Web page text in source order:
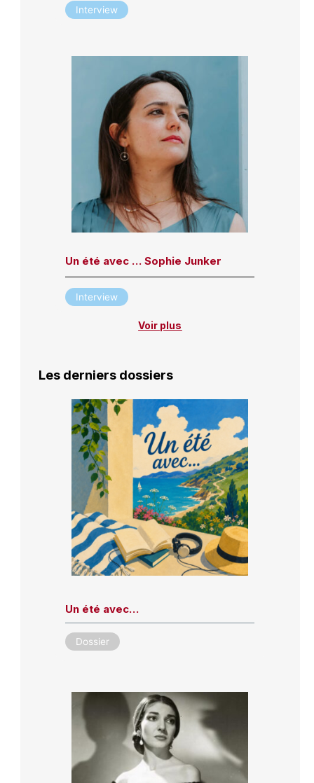
Interview
Un été avec … Sophie Junker
Interview
Voir plus
Les derniers dossiers
Un été avec…
Dossier